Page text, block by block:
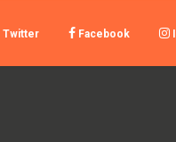
Twitter Facebook